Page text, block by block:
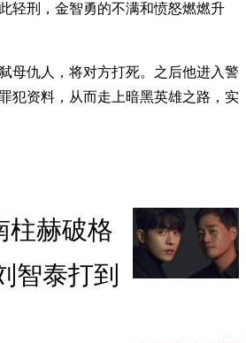
轻刑，金智勇的不满和愤怒燃燃升
母仇人，将对方打死。之后他进入警
犯资料，从而走上暗黑英雄之路，实
柱赫破格
智泰打到